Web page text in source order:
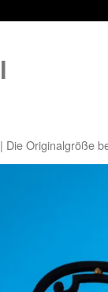
| Die Originalgröße